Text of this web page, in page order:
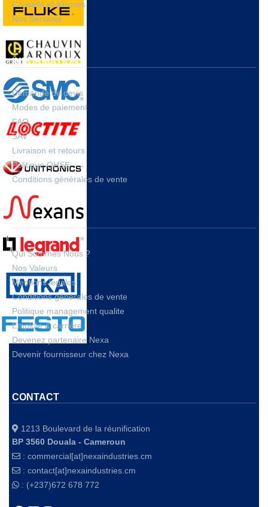
Conseils et Astuces
Nos Services
INFORMATIONS
Demande de devis
Modes de paiement
FAQ
SAV
Livraison et retours
Politique QHSE
Conditions générales de vente
A PROPOS
Qui Sommes Nous ?
Nos Valeurs
Mentions legales
Conditions générales de vente
Politique management qualite
Emploie & carrière
Devenez partenaire Nexa
Devenir fournisseur chez Nexa
CONTACT
1213 Boulevard de la réunification
BP 3560 Douala - Cameroun
: commercial[at]nexaindustries.cm
: contact[at]nexaindustries.cm
: (+237)672 678 772